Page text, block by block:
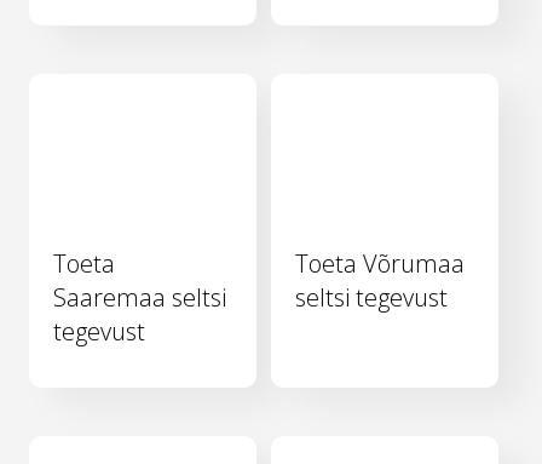
Toeta
Saaremaa seltsi
tegevust
Toeta Võrumaa
seltsi tegevust